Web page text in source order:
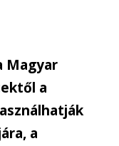
Magyar
a
a